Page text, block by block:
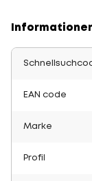
EAN code
Marke
Profil